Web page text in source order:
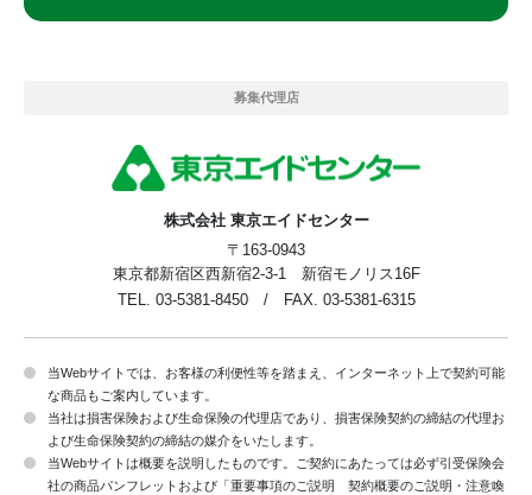
募集代理店
株式会社 東京エイドセンター
〒163-0943
東京都新宿区西新宿2-3-1 新宿モノリス16F
TEL. 03-5381-8450 / FAX. 03-5381-6315
当Webサイトでは、お客様の利便性等を踏まえ、インターネット上で契約可能
な商品もご案内しています。
当社は損害保険および生命保険の代理店であり、損害保険契約の締結の代理お
よび生命保険契約の締結の媒介をいたします。
当Webサイトは概要を説明したものです。ご契約にあたっては必ず引受保険会
社の商品パンフレットおよび「重要事項のご説明 契約概要のご説明・注意喚